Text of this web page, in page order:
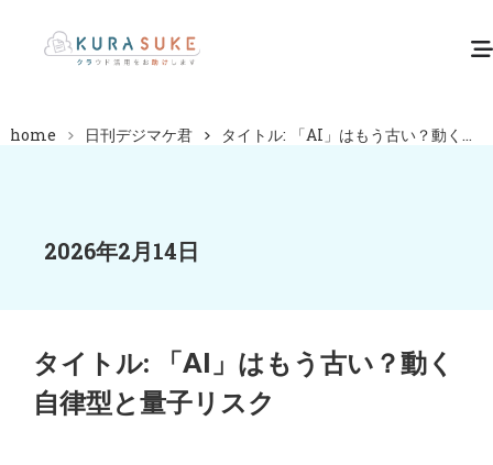
home 日刊デジマケ君 タイトル: 「AI」はもう古い？動く...
2026年2月14日
タイトル: 「AI」はもう古い？動く
自律型と量子リスク